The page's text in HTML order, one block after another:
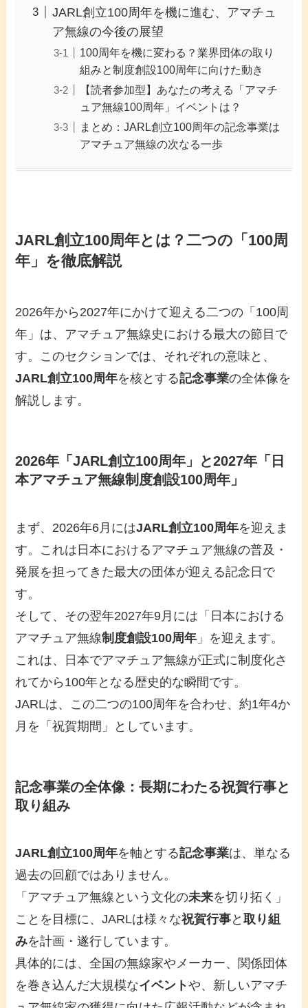
JARL創立100周年を機に進む、アマチュ
ア無線の今後の展望
100周年を機に変わる？業界団体の取り
組みと制度創設100周年に向けた動き
【読者参加型】あなたの考える「アマチ
ュア無線100周年」イベントは？
まとめ：JARL創立100周年の記念事業は
アマチュア無線の次なる一歩
JARL創立100周年とは？二つの「100周
年」を徹底解説
2026年から2027年にかけて迎える二つの「100周
年」は、アマチュア無線史における最大の節目で
す。このセクションでは、それぞれの意味と、
JARL創立100周年を核とする記念事業の全体像を
解説します。
2026年「JARL創立100周年」と2027年「日
本アマチュア無線制度創設100周年」
まず、2026年6月にはJARL創立100周年を迎えま
す。これは日本におけるアマチュア無線の普及・
発展を担ってきた最大の団体が迎える記念日で
す。
そして、その翌年2027年9月には「日本における
アマチュア無線制度創設100周年 」を迎えます。
これは、日本でアマチュア無線が正式に制度化さ
れてから100年となる歴史的な瞬間です。
JARLは、この二つの100周年を合わせ、約1年4か
月を「祝賀期間」としています。
記念事業の全体像：長期にわたる祝賀行事と
取り組み
JARL創立100周年を軸とする記念事業は、単なる
過去の回顧ではありません。
「アマチュア無線という文化の未来を切り拓く」
ことを目標に、JARLは様々な祝賀行事と取り組
みを計画・遂行しています。
具体的には、全国の無線家やメーカー、関係団体
を巻き込んだ大規模なイベントや、新しいアマチ